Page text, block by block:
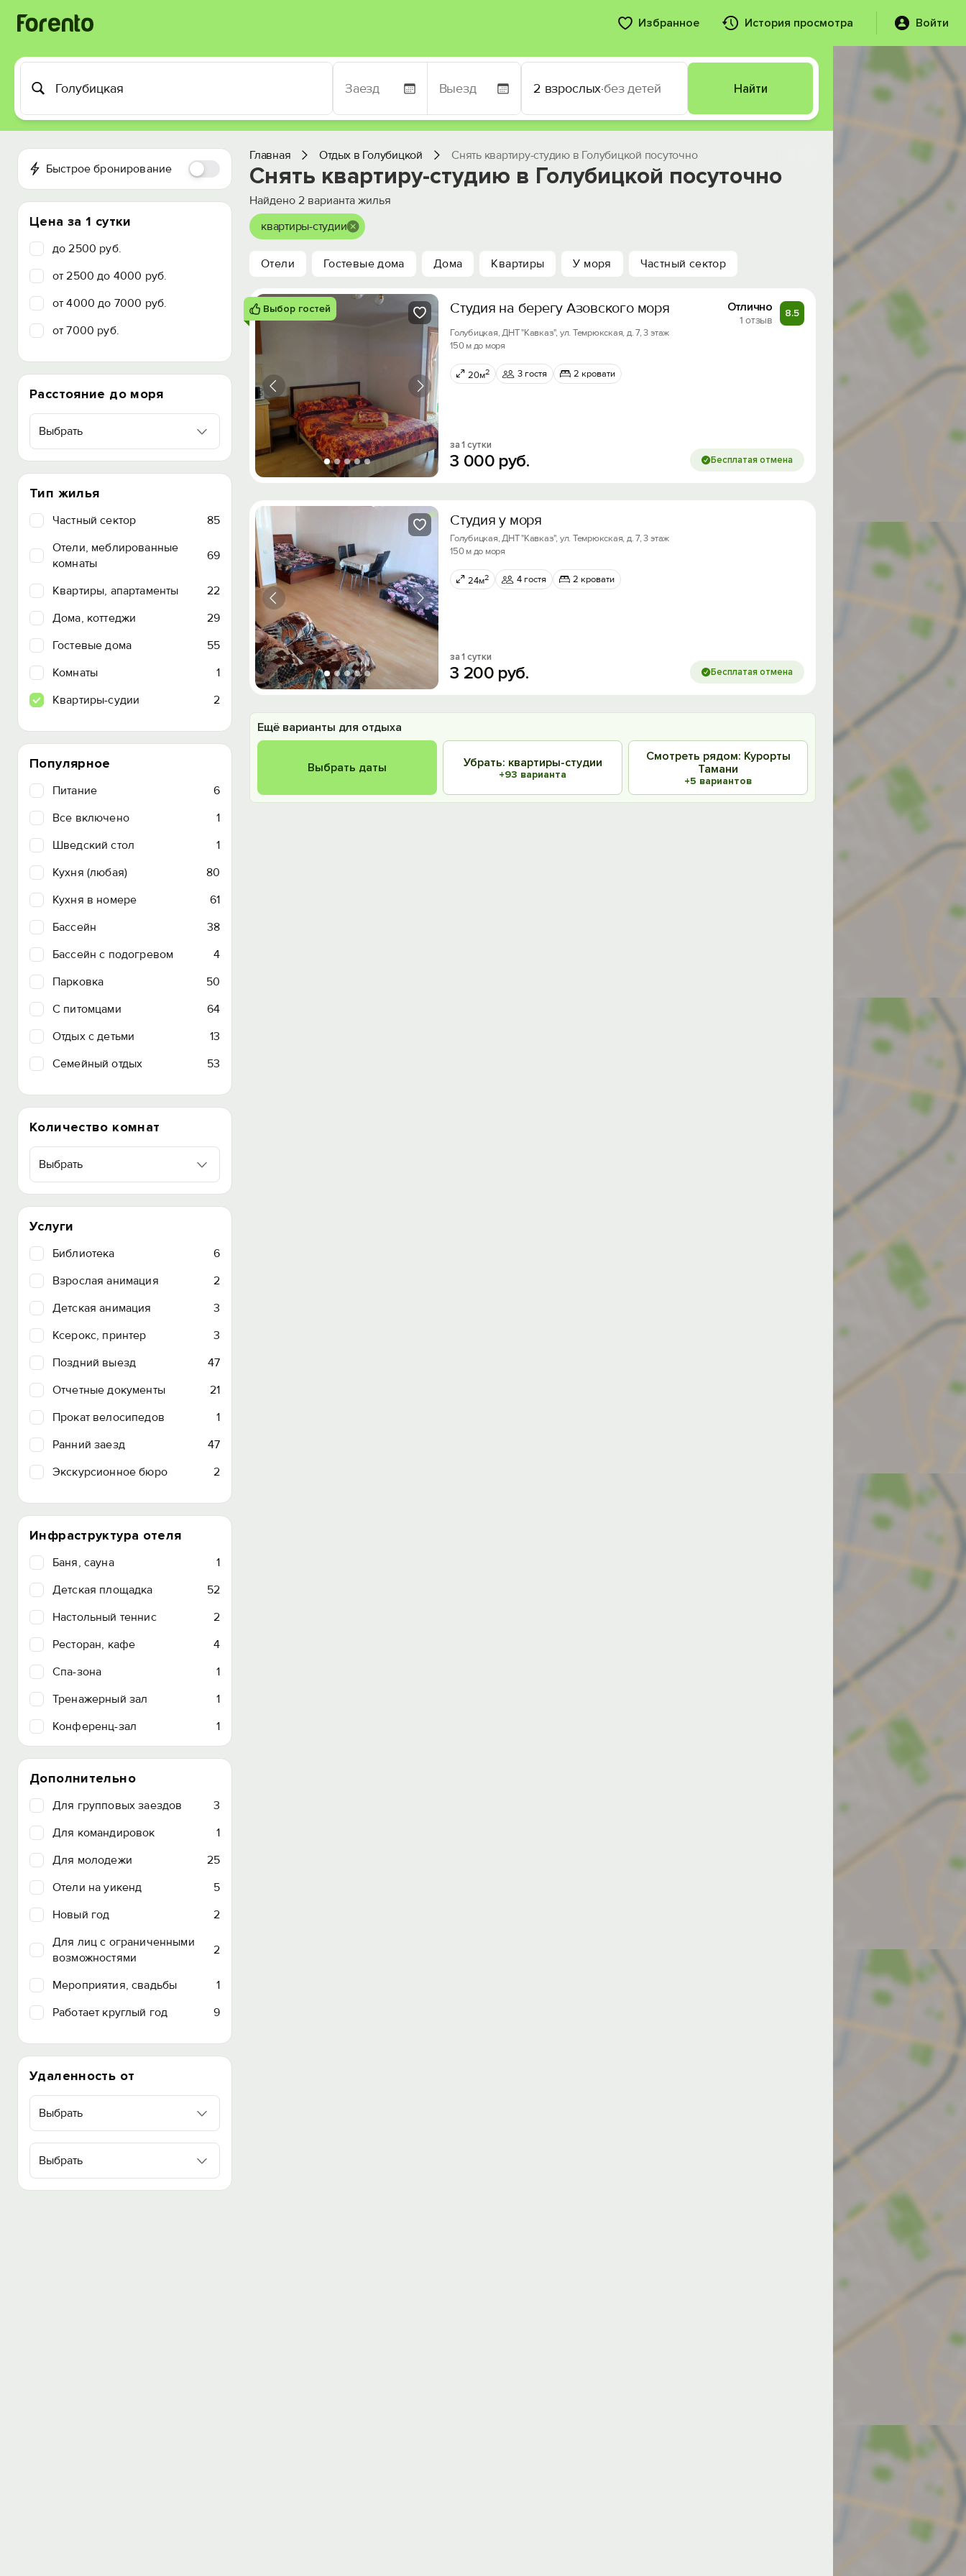
Избранное История просмотра Войти
2 взрослых·без детей Найти
Быстрое бронирование
Цена за 1 сутки
до 2500 руб.
от 2500 до 4000 руб.
от 4000 до 7000 руб.
от 7000 руб.
Расстояние до моря
Выбрать
Тип жилья
Частный сектор
85
Отели, меблированные
комнаты
69
Квартиры, апартаменты
22
Дома, коттеджи
29
Гостевые дома
55
Комнаты
1
Квартиры-судии
2
Популярное
Питание
6
Все включено
1
Шведский стол
1
Кухня (любая)
80
Кухня в номере
61
Бассейн
38
Бассейн с подогревом
4
Парковка
50
C питомцами
64
Отдых с детьми
13
Семейный отдых
53
Количество комнат
Выбрать
Услуги
Библиотека
6
Взрослая анимация
2
Детская анимация
3
Ксерокс, принтер
3
Поздний выезд
47
Отчетные документы
21
Прокат велосипедов
1
Ранний заезд
47
Экскурсионное бюро
2
Инфраструктура отеля
Баня, сауна
1
Детская площадка
52
Настольный теннис
2
Ресторан, кафе
4
Спа-зона
1
Тренажерный зал
1
Конференц-зал
1
Дополнительно
Для групповых заездов
3
Для командировок
1
Для молодежи
25
Отели на уикенд
5
Новый год
2
Для лиц с ограниченными
возможностями
2
Мероприятия, свадьбы
1
Работает круглый год
9
Удаленность от
Выбрать
Выбрать
Главная Отдых в Голубицкой Снять квартиру-студию в Голубицкой посуточно
Снять квартиру-студию в Голубицкой посуточно
Найдено 2 варианта жилья
квартиры-студии
Отели Гостевые дома Дома Квартиры У моря Частный сектор
Выбор гостей Студия на берегу Азовского моря Отлично
1 отзыв
8.5
Голубицкая, ДНТ "Кавказ", ул. Темрюкская, д. 7, 3 этаж
150 м до моря
20м2 3 гостя 2 кровати
за 1 сутки
3 000 руб. Бесплатая отмена
Студия у моря
Голубицкая, ДНТ "Кавказ", ул. Темрюкская, д. 7, 3 этаж
150 м до моря
24м2 4 гостя 2 кровати
за 1 сутки
3 200 руб. Бесплатая отмена
Ещё варианты для отдыха
Выбрать даты Убрать: квартиры-студии
+93 варианта
Смотреть рядом: Курорты
Тамани
+5 вариантов